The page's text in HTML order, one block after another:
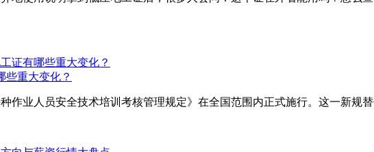
些重大变化？
作业人员安全技术培训考核管理规定》在全国范围内正式施行。这一新规